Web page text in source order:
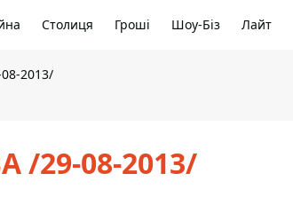
Столиця Гроші Шоу-Біз Лайт
2013/
/29-08-2013/